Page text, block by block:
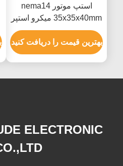
استپ موتور nema14
35x35x40mm میکرو استپر
موتور 350mN.m با گشتاور
بالا
بهترین قیمت را دریافت کنید
ELECTRONIC